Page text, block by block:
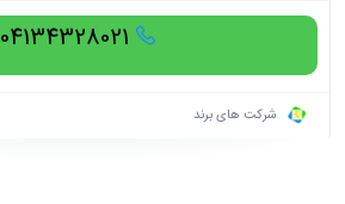
04134328021
شرکت های برند